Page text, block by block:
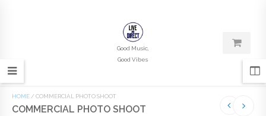
Good Music,
Good Vibes
HOME / COMMERCIAL PHOTO SHOOT
COMMERCIAL PHOTO SHOOT